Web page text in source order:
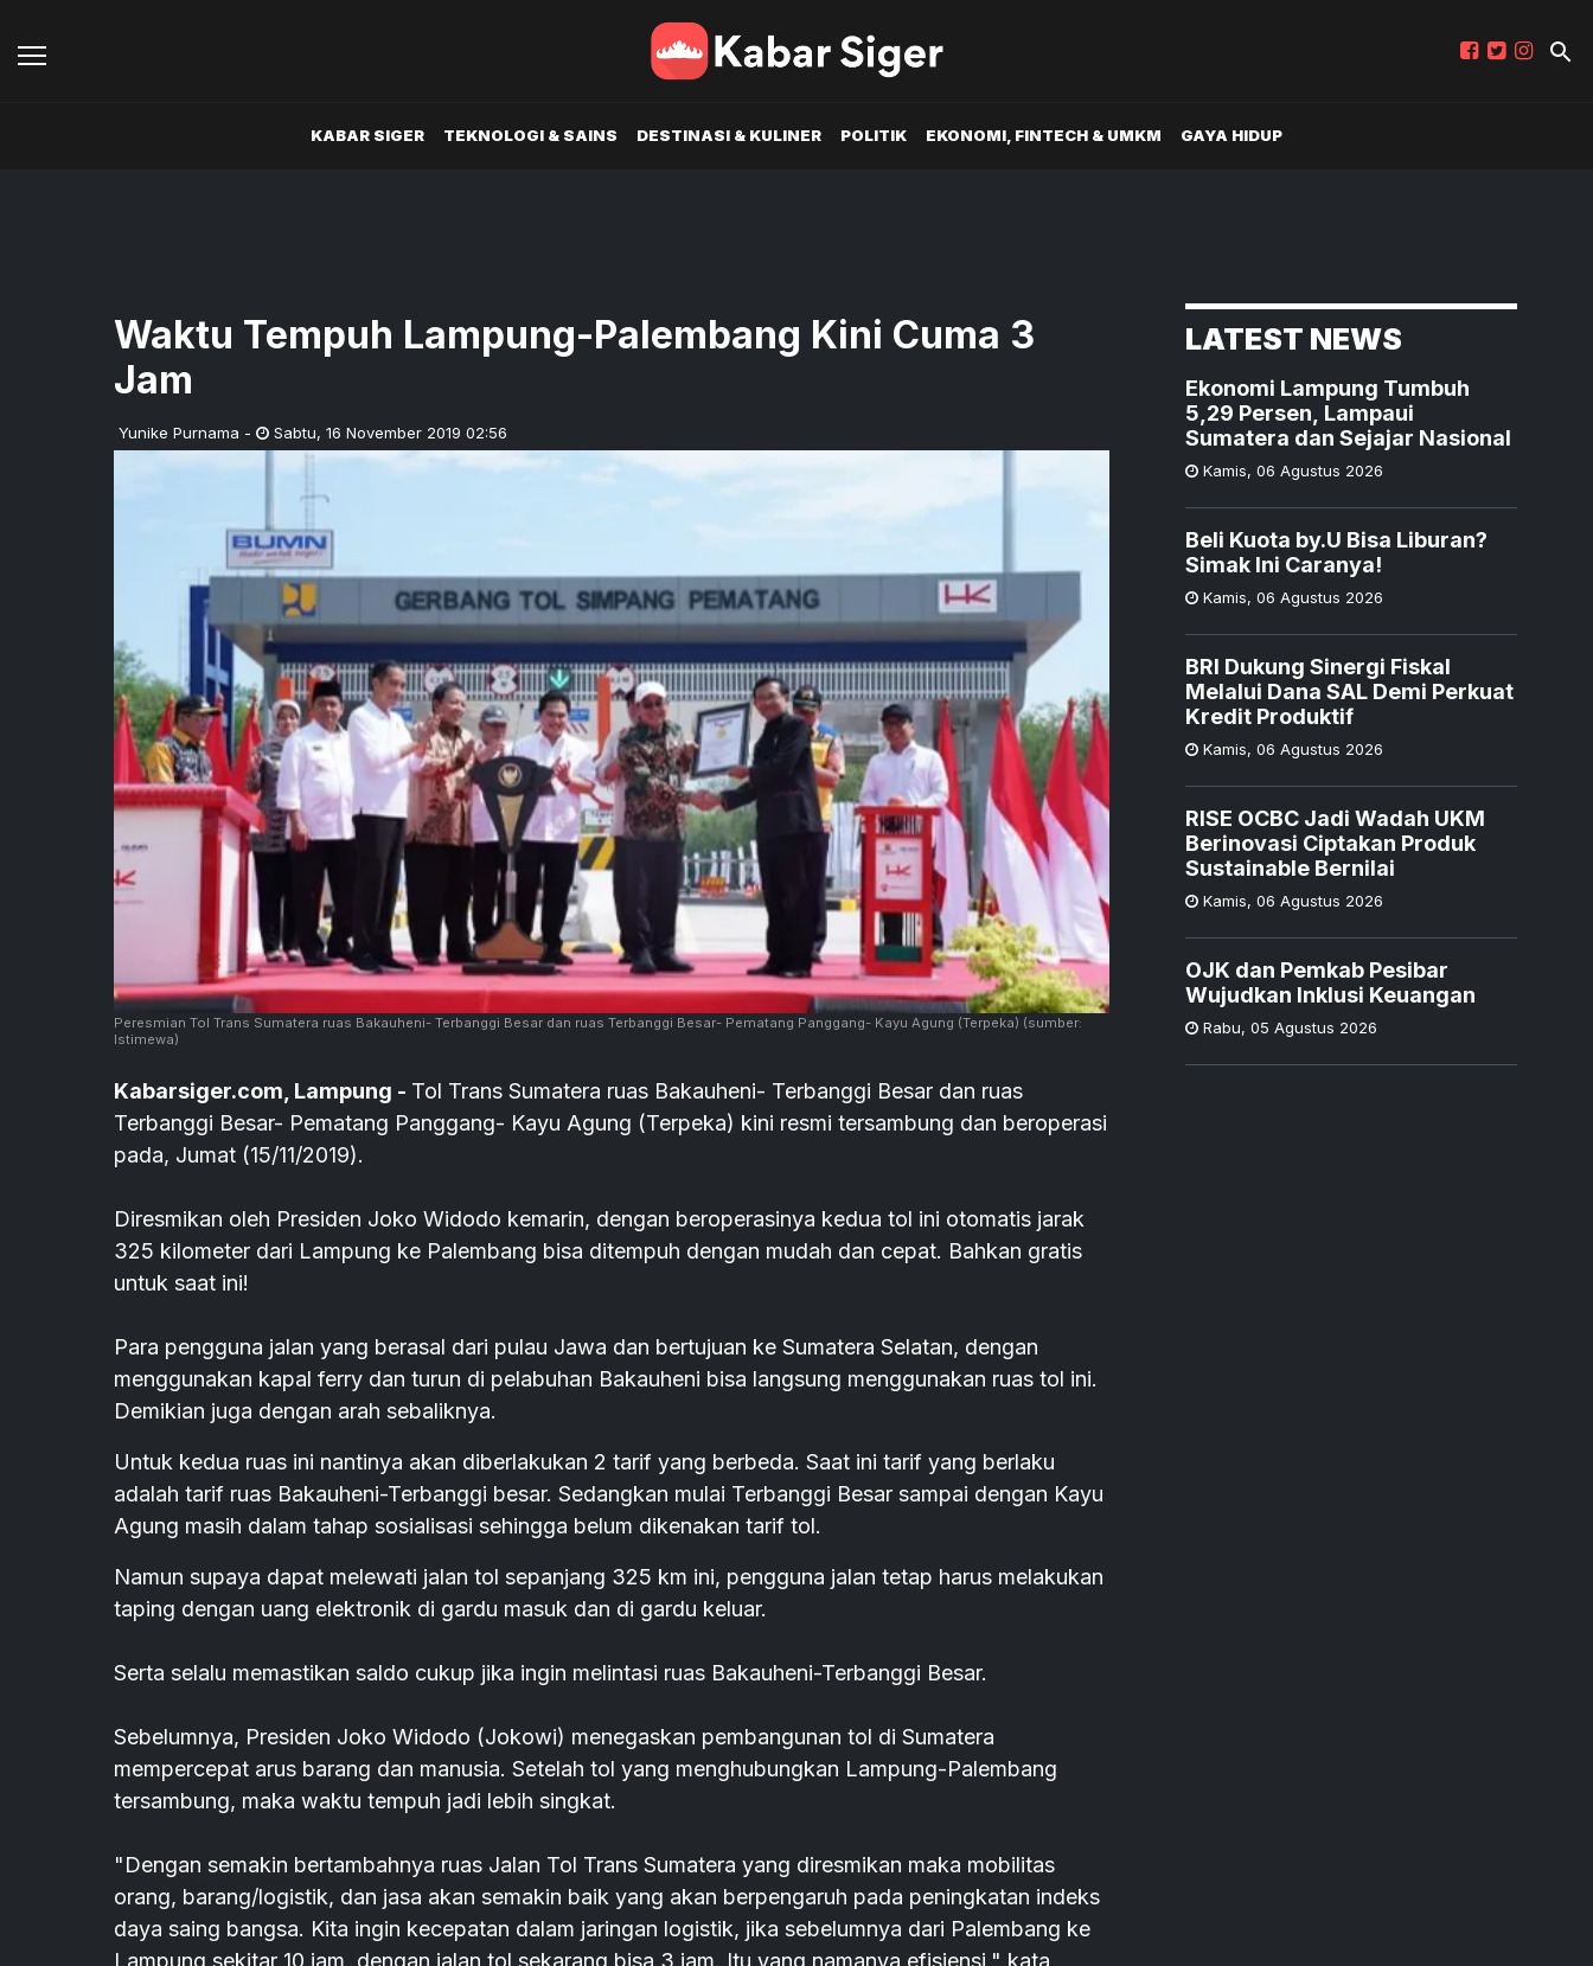
KABAR SIGER TEKNOLOGI & SAINS DESTINASI & KULINER POLITIK EKONOMI, FINTECH & UMKM GAYA HIDUP
Waktu Tempuh Lampung-Palembang Kini Cuma 3
Jam
Yunike Purnama - Sabtu, 16 November 2019 02:56
Peresmian Tol Trans Sumatera ruas Bakauheni- Terbanggi Besar dan ruas Terbanggi Besar- Pematang Panggang- Kayu Agung (Terpeka) (sumber:
Istimewa)
Kabarsiger.com, Lampung - Tol Trans Sumatera ruas Bakauheni- Terbanggi Besar dan ruas
Terbanggi Besar- Pematang Panggang- Kayu Agung (Terpeka) kini resmi tersambung dan beroperasi
pada, Jumat (15/11/2019).
Diresmikan oleh Presiden Joko Widodo kemarin, dengan beroperasinya kedua tol ini otomatis jarak
325 kilometer dari Lampung ke Palembang bisa ditempuh dengan mudah dan cepat. Bahkan gratis
untuk saat ini!
Para pengguna jalan yang berasal dari pulau Jawa dan bertujuan ke Sumatera Selatan, dengan
menggunakan kapal ferry dan turun di pelabuhan Bakauheni bisa langsung menggunakan ruas tol ini.
Demikian juga dengan arah sebaliknya.
Untuk kedua ruas ini nantinya akan diberlakukan 2 tarif yang berbeda. Saat ini tarif yang berlaku
adalah tarif ruas Bakauheni-Terbanggi besar. Sedangkan mulai Terbanggi Besar sampai dengan Kayu
Agung masih dalam tahap sosialisasi sehingga belum dikenakan tarif tol.
Namun supaya dapat melewati jalan tol sepanjang 325 km ini, pengguna jalan tetap harus melakukan
taping dengan uang elektronik di gardu masuk dan di gardu keluar.
Serta selalu memastikan saldo cukup jika ingin melintasi ruas Bakauheni-Terbanggi Besar.
Sebelumnya, Presiden Joko Widodo (Jokowi) menegaskan pembangunan tol di Sumatera
mempercepat arus barang dan manusia. Setelah tol yang menghubungkan Lampung-Palembang
tersambung, maka waktu tempuh jadi lebih singkat.
"Dengan semakin bertambahnya ruas Jalan Tol Trans Sumatera yang diresmikan maka mobilitas
orang, barang/logistik, dan jasa akan semakin baik yang akan berpengaruh pada peningkatan indeks
daya saing bangsa. Kita ingin kecepatan dalam jaringan logistik, jika sebelumnya dari Palembang ke
Lampung sekitar 10 jam, dengan jalan tol sekarang bisa 3 jam. Itu yang namanya efisiensi," kata
LATEST NEWS
Ekonomi Lampung Tumbuh
5,29 Persen, Lampaui
Sumatera dan Sejajar Nasional
Kamis, 06 Agustus 2026
Beli Kuota by.U Bisa Liburan?
Simak Ini Caranya!
Kamis, 06 Agustus 2026
BRI Dukung Sinergi Fiskal
Melalui Dana SAL Demi Perkuat
Kredit Produktif
Kamis, 06 Agustus 2026
RISE OCBC Jadi Wadah UKM
Berinovasi Ciptakan Produk
Sustainable Bernilai
Kamis, 06 Agustus 2026
OJK dan Pemkab Pesibar
Wujudkan Inklusi Keuangan
Rabu, 05 Agustus 2026